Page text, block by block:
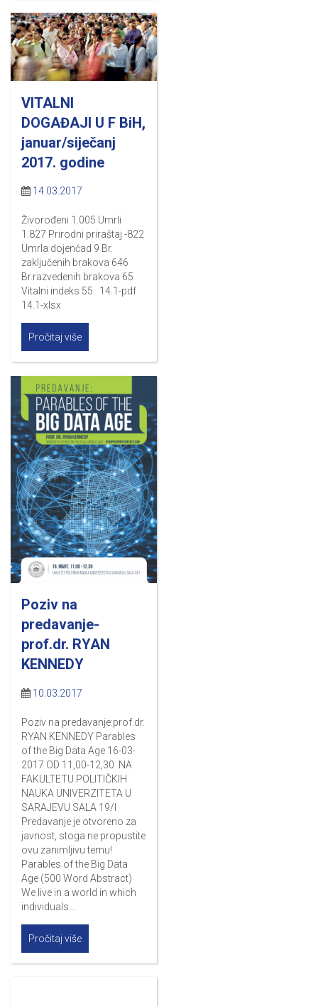
VITALNI
DOGAĐAJI U F BiH,
januar/siječanj
2017. godine
14.03.2017
Živorođeni 1.005 Umrli
1.827 Prirodni priraštaj -822
Umrla dojenčad 9 Br.
zaključenih brakova 646
Br.razvedenih brakova 65
Vitalni indeks 55 14.1-pdf
14.1-xlsx
Pročitaj više
Poziv na
predavanje-
prof.dr. RYAN
KENNEDY
10.03.2017
Poziv na predavanje:prof.dr.
RYAN KENNEDY Parables
of the Big Data Age 16-03-
2017 OD 11,00-12,30 NA
FAKULTETU POLITIČKIH
NAUKA UNIVERZITETA U
SARAJEVU SALA 19/I
Predavanje je otvoreno za
javnost, stoga ne propustite
ovu zanimljivu temu!
Parables of the Big Data
Age (500 Word Abstract)
We live in a world in which
individuals…
Pročitaj više